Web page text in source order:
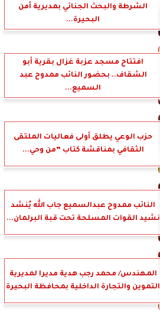
الشرطة والبحث الجنائي بمديرية أمن
البحيرة...
افتتاح مسجد عزبة غزال بقرية أبو
الشقاف.. بحضور النائب ممدوح عبد
السميع...
حزب الوعي يطلق أولى فعاليات الملتقى
الثقافي بمناقشة كتاب ”من وحي...
النائب ممدوح عبدالسميع جاب الله يُنشد
نشيد القوات المسلحة تحت قبة البرلمان...
المهندس/ محمد رجب هدية مديرا لمديرية
التموين والتجارة الداخلية بمحافظة البحيرة